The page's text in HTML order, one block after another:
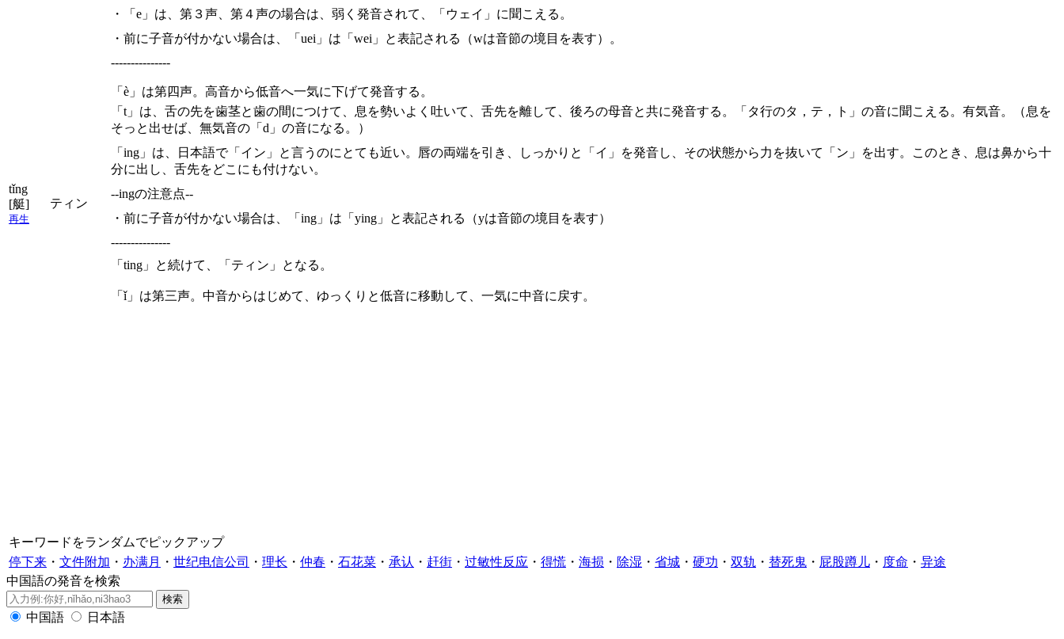
・「e」は、第３声、第４声の場合は、弱く発音されて、「ウェイ」に聞こえる。
・前に子音が付かない場合は、「uei」は「wei」と表記される（wは音節の境目を表す）。
---------------
「è」は第四声。高音から低音へ一気に下げて発音する。
tǐng
[艇]
再生
ティン
「t」は、舌の先を歯茎と歯の間につけて、息を勢いよく吐いて、舌先を離して、後ろの母音と共に発音する。「タ行のタ，テ，ト」の音に聞こえる。有気音。（息を
そっと出せば、無気音の「d」の音になる。）
「ing」は、日本語で「イン」と言うのにとても近い。唇の両端を引き、しっかりと「イ」を発音し、その状態から力を抜いて「ン」を出す。このとき、息は鼻から十
分に出し、舌先をどこにも付けない。
--ingの注意点--
・前に子音が付かない場合は、「ing」は「ying」と表記される（yは音節の境目を表す）
---------------
「ting」と続けて、「ティン」となる。
「ǐ」は第三声。中音からはじめて、ゆっくりと低音に移動して、一気に中音に戻す。
キーワードをランダムでピックアップ
停下来 ・ 文件附加 ・ 办满月 ・ 世纪电信公司 ・ 理长 ・ 仲春 ・ 石花菜 ・ 承认 ・ 赶街 ・ 过敏性反应 ・ 得慌 ・ 海损 ・ 除湿 ・ 省城 ・ 硬功 ・ 双轨 ・ 替死鬼 ・ 屁股蹲儿 ・ 度命 ・ 异途
中国語の発音を検索
中国語 日本語